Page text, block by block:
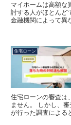
マイホームは高額な
討する人がほとんど
金融機関によって異
住宅ローン
住宅ローンの審査は
ません。 しかし、
が行った調査による
ン等の融資を行う